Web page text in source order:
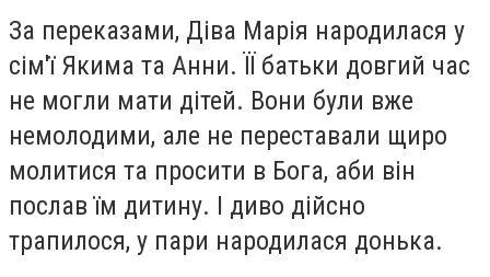
За переказами, Діва Марія народилася у
сім'ї Якима та Анни. ЇЇ батьки довгий час
не могли мати дітей. Вони були вже
немолодими, але не переставали щиро
молитися та просити в Бога, аби він
послав їм дитину. І диво дійсно
трапилося, у пари народилася донька.